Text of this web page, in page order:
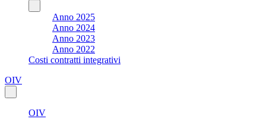
Anno 2025
Anno 2024
Anno 2023
Anno 2022
Costi contratti integrativi
OIV
OIV